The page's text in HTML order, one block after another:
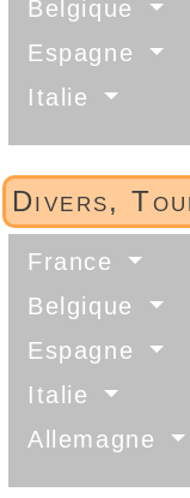
Belgique
Espagne
Italie
Divers,
France
Belgique
Espagne
Italie
Allemagne